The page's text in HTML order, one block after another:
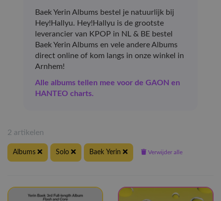
Baek Yerin Albums bestel je natuurlijk bij
Hey!Hallyu. Hey!Hallyu is de grootste
leverancier van KPOP in NL & BE bestel
Baek Yerin Albums en vele andere Albums
direct online of kom langs in onze winkel in
Arnhem!
Alle albums tellen mee voor de GAON en
HANTEO charts.
2 artikelen
Albums Solo Baek Yerin Verwijder alle